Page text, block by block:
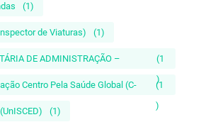
(1)
de Viaturas) (1)
DE ADMINISTRAÇÃO –
(1
)
Centro Pela Saúde Global (C-
(1
)
(1)